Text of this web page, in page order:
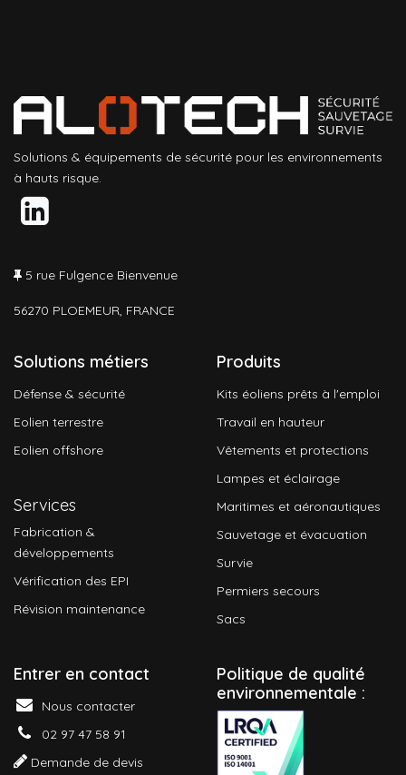
Solutions & équipements de sécurité pour les environnements
à hauts risque.
5 rue Fulgence Bienvenue
56270 PLOEMEUR, FRANCE
Solutions métiers
Défense & sécurité
Eolien terrestre
Eolien offshore
Services
Fabrication &
développements
Vérification des EPI
Révision maintenance
Produits
Kits éoliens prêts à l'emploi
Travail en hauteur
Vêtements et protections
Lampes et éclairage
Maritimes et aéronautiques
Sauvetage et évacuation
Survie
Permiers secours
Sacs
Entrer en contact
Nous contacter
02 97 47 58 91
Demande de devis
Politique de qualité
environnementale :